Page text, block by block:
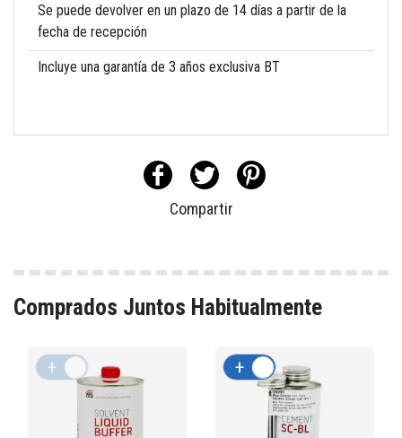
Se puede devolver en un plazo de 14 días a partir de la
fecha de recepción
Incluye una garantía de 3 años exclusiva BT
Compartir
Comprados Juntos Habitualmente
+ - + -